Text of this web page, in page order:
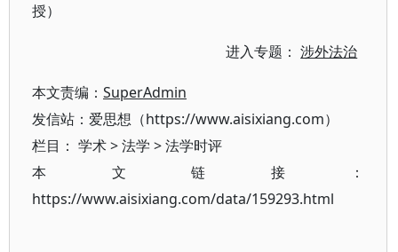
授）
进入专题：涉外法治
本文责编： SuperAdmin
发信站：爱思想（https://www.aisixiang.com）
栏目： 学术>法学 >法学时评
本文链接：
https://www.aisixiang.com/data/159293.html